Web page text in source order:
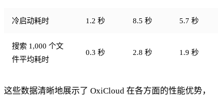
冷启动耗时 1.2 秒 8.5 秒 5.7 秒
搜索 1,000 个文
件平均耗时
0.3 秒 2.8 秒 1.9 秒
这些数据清晰地展示了 OxiCloud 在各方面的性能优势，